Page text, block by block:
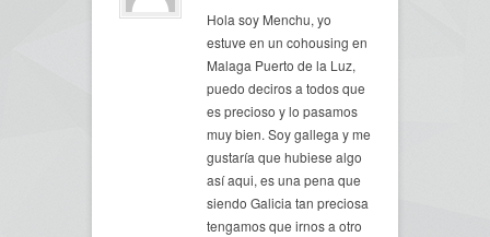
Hola soy Menchu, yo
estuve en un cohousing en
Malaga Puerto de la Luz,
puedo deciros a todos que
es precioso y lo pasamos
muy bien. Soy gallega y me
gustaría que hubiese algo
así aqui, es una pena que
siendo Galicia tan preciosa
tengamos que irnos a otro